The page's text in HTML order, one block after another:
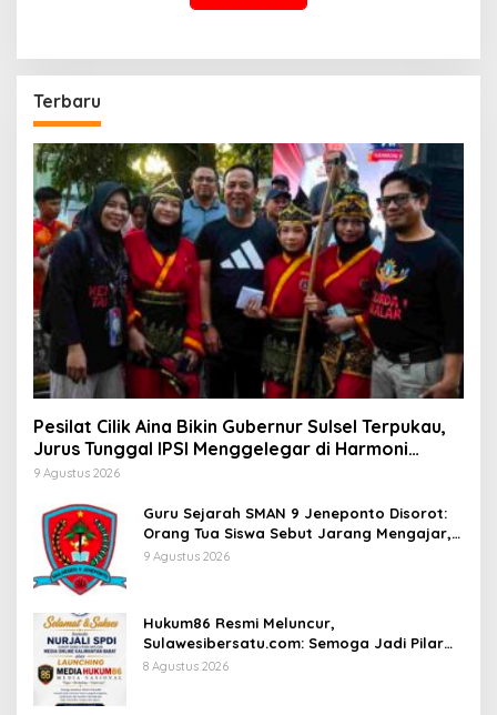
Terbaru
Pesilat Cilik Aina Bikin Gubernur Sulsel Terpukau,
Jurus Tunggal IPSI Menggelegar di Harmoni
Kemanusiaan
9 Agustus 2026
Guru Sejarah SMAN 9 Jeneponto Disorot:
Orang Tua Siswa Sebut Jarang Mengajar,
Sekolah Bungkam
9 Agustus 2026
Hukum86 Resmi Meluncur,
Sulawesibersatu.com: Semoga Jadi Pilar
Informasi Hukum yang Berintegritas
8 Agustus 2026